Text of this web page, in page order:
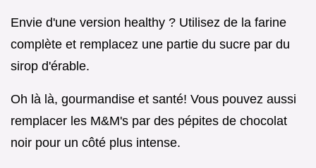
Envie d'une version healthy ? Utilisez de la farine
complète et remplacez une partie du sucre par du
sirop d'érable.
Oh là là, gourmandise et santé! Vous pouvez aussi
remplacer les M&M's par des pépites de chocolat
noir pour un côté plus intense.